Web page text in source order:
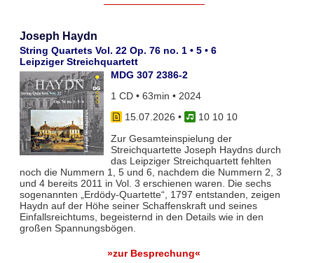
Joseph Haydn
String Quartets Vol. 22 Op. 76 no. 1 • 5 • 6
Leipziger Streichquartett
MDG 307 2386-2
1 CD • 63min • 2024
15.07.2026 •
10 10 10
Zur Gesamteinspielung der
Streichquartette Joseph Haydns durch
das Leipziger Streichquartett fehlten
noch die Nummern 1, 5 und 6, nachdem die Nummern 2, 3
und 4 bereits 2011 in Vol. 3 erschienen waren. Die sechs
sogenannten „Erdödy-Quartette“, 1797 entstanden, zeigen
Haydn auf der Höhe seiner Schaffenskraft und seines
Einfallsreichtums, begeisternd in den Details wie in den
großen Spannungsbögen.
»zur Besprechung«